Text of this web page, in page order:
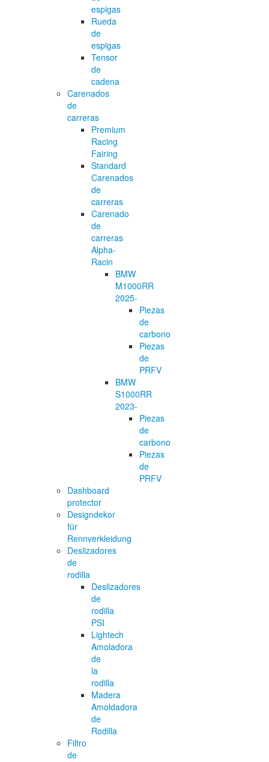
espigas
Rueda
de
espigas
Tensor
de
cadena
Carenados
de
carreras
Premium
Racing
Fairing
Standard
Carenados
de
carreras
Carenado
de
carreras
Alpha-
Racin
BMW
M1000RR
2025-
Piezas
de
carbono
Piezas
de
PRFV
BMW
S1000RR
2023-
Piezas
de
carbono
Piezas
de
PRFV
Dashboard
protector
Designdekor
für
Rennverkleidung
Deslizadores
de
rodilla
Deslizadores
de
rodilla
PSI
Lightech
Amoladora
de
la
rodilla
Madera
Amoldadora
de
Rodilla
Filtro
de